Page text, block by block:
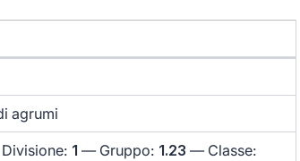
agrumi
1 — Gruppo: 1.23 — Classe: